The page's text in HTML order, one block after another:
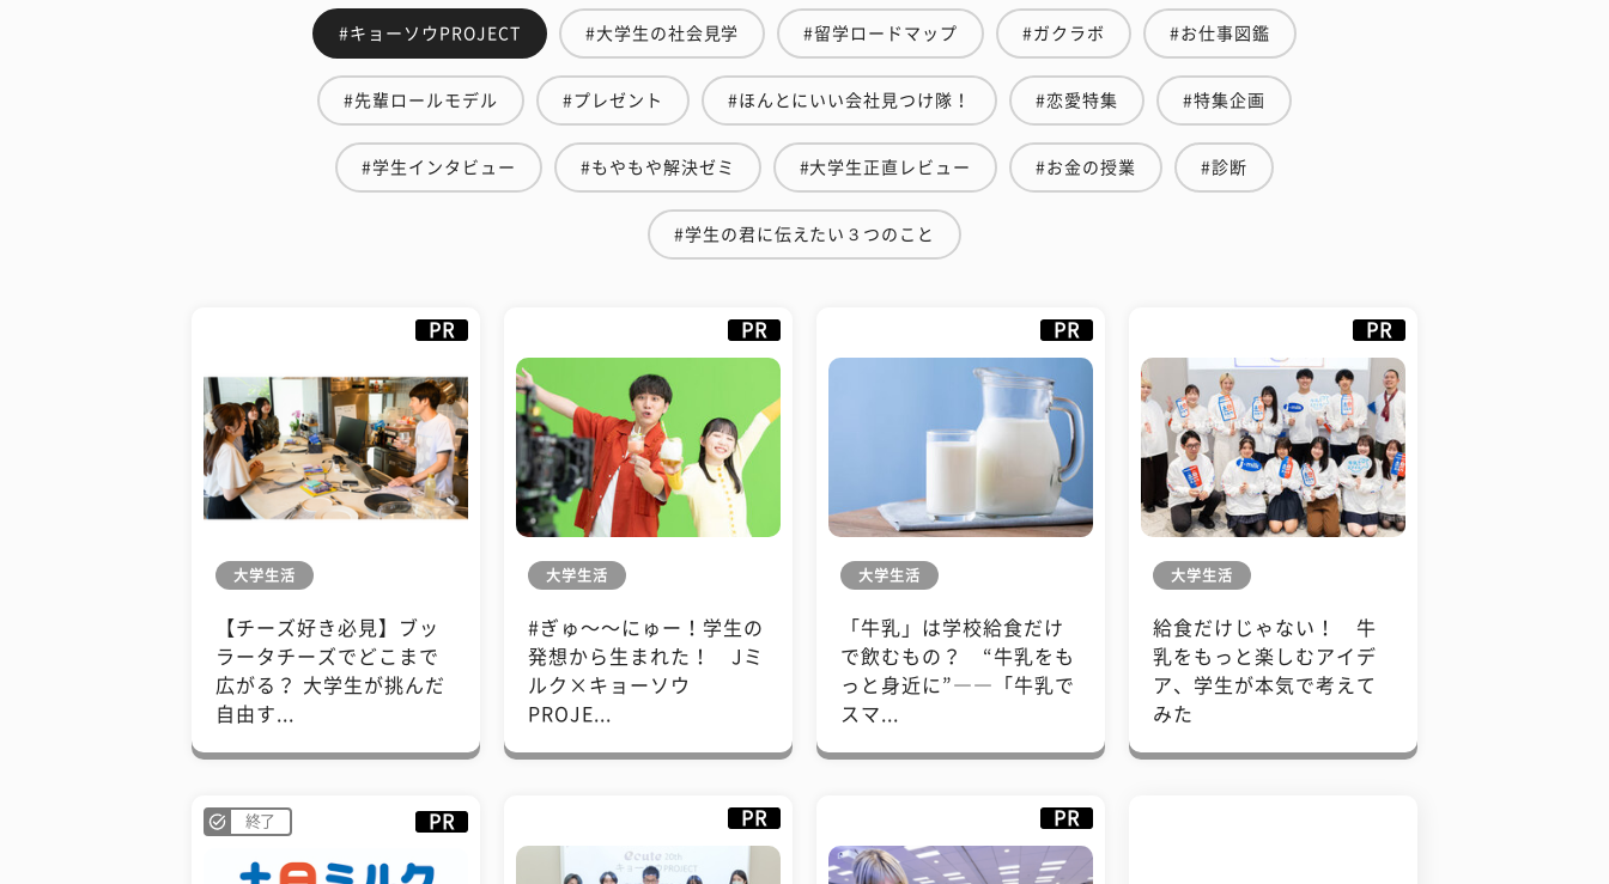
#キョーソウPROJECT #大学生の社会見学 #留学ロードマップ #ガクラボ #お仕事図鑑
#先輩ロールモデル #プレゼント #ほんとにいい会社見つけ隊！ #恋愛特集 #特集企画
#学生インタビュー #もやもや解決ゼミ #大学生正直レビュー #お金の授業 #診断
#学生の君に伝えたい３つのこと
PR
大学生活
【チーズ好き必見】ブッ
ラータチーズでどこまで
広がる？ 大学生が挑んだ
自由す...
PR
大学生活
#ぎゅ〜〜にゅー！学生の
発想から生まれた！ Jミ
ルク×キョーソウ
PROJE...
PR
大学生活
「牛乳」は学校給食だけ
で飲むもの？ “牛乳をも
っと身近に”――「牛乳で
スマ...
PR
大学生活
給食だけじゃない！ 牛
乳をもっと楽しむアイデ
ア、学生が本気で考えて
みた
終了 PR PR PR